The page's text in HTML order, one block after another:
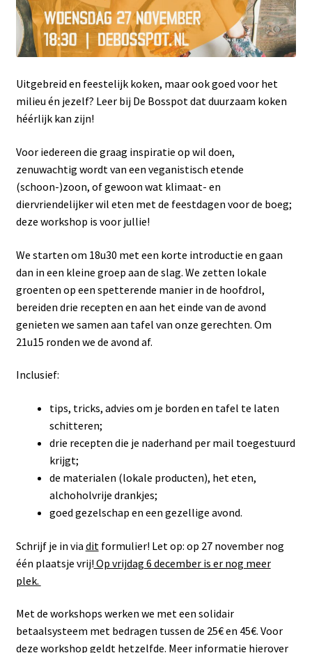
Uitgebreid en feestelijk koken, maar ook goed voor het
milieu én jezelf? Leer bij De Bosspot dat duurzaam koken
héérlijk kan zijn!
Voor iedereen die graag inspiratie op wil doen,
zenuwachtig wordt van een veganistisch etende
(schoon-)zoon, of gewoon wat klimaat- en
diervriendelijker wil eten met de feestdagen voor de boeg;
deze workshop is voor jullie!
We starten om 18u30 met een korte introductie en gaan
dan in een kleine groep aan de slag. We zetten lokale
groenten op een spetterende manier in de hoofdrol,
bereiden drie recepten en aan het einde van de avond
genieten we samen aan tafel van onze gerechten. Om
21u15 ronden we de avond af.
Inclusief:
tips, tricks, advies om je borden en tafel te laten
schitteren;
drie recepten die je naderhand per mail toegestuurd
krijgt;
de materialen (lokale producten), het eten,
alchoholvrije drankjes;
goed gezelschap en een gezellige avond.
Schrijf je in via dit formulier! Let op: op 27 november nog
één plaatsje vrij! Op vrijdag 6 december is er nog meer
plek.
Met de workshops werken we met een solidair
betaalsysteem met bedragen tussen de 25€ en 45€. Voor
deze workshop geldt hetzelfde. Meer informatie hierover